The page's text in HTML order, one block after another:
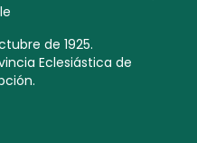
de 1925.
Eclesiástica de